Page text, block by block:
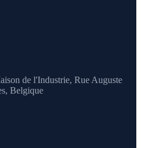
de l'Industrie, Rue Auguste
Belgique